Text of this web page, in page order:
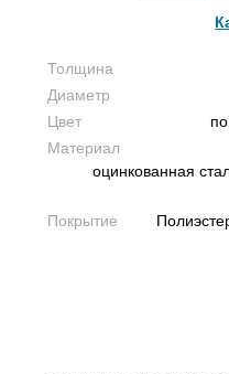
Толщина
Диаметр
Цвет
Материал
оцинкованная
Покрытие